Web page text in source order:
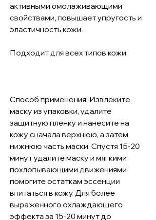
активными омолаживающими
свойствами, повышает упругость и
эластичность кожи.
Подходит для всех типов кожи.
Способ применения: Извлеките
маску из упаковки, удалите
защитную пленку и нанесите на
кожу сначала верхнюю, а затем
нижнюю часть маски. Спустя 15-20
минут удалите маску и мягкими
похлопывающими движениями
помогите остаткам эссенции
впитаться в кожу. Для более
выраженного охлаждающего
эффекта за 15-20 минут до